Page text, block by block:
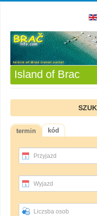
Island of Brac
termin kód
Przyjazd
Wyjazd
Liczsba osob